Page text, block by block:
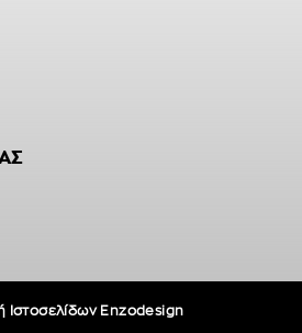
Ιστοσελίδων Enzodesign